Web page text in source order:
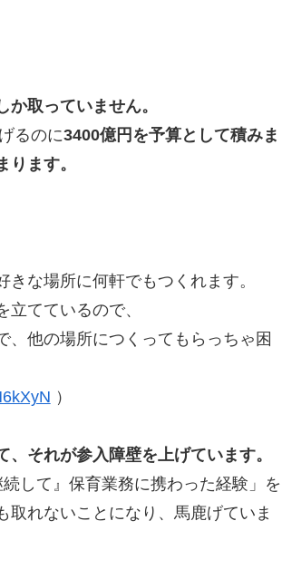
取っていません。
るのに3400億円を予算として積みま
ます。
な場所に何軒でもつくれます。
てているので、
、他の場所につくってもらっちゃ困
）
それが参入障壁を上げています。
して』保育業務に携わった経験」を
れないことになり、馬鹿げていま